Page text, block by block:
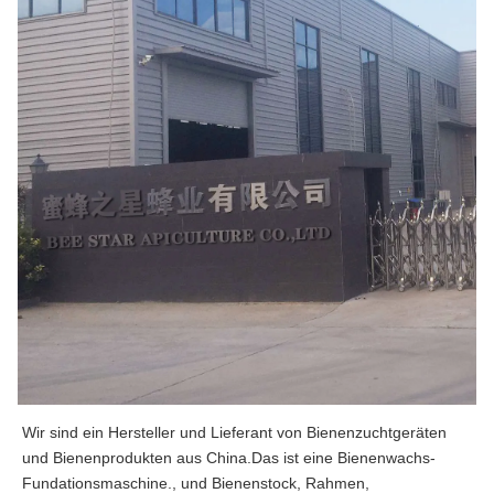
Wir sind ein Hersteller und Lieferant von Bienenzuchtgeräten
und Bienenprodukten aus China.Das ist eine Bienenwachs-
Fundationsmaschine., und Bienenstock, Rahmen,